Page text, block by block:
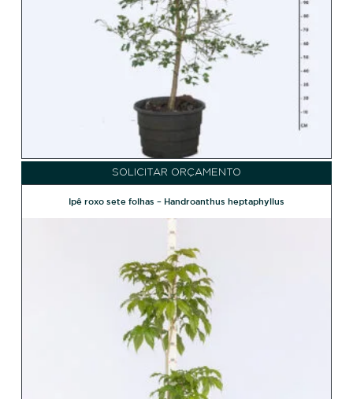
SOLICITAR ORÇAMENTO
Ipê roxo sete folhas – Handroanthus heptaphyllus